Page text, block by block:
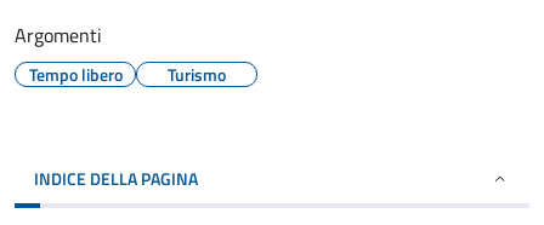
Argomenti
Tempo libero Turismo
INDICE DELLA PAGINA